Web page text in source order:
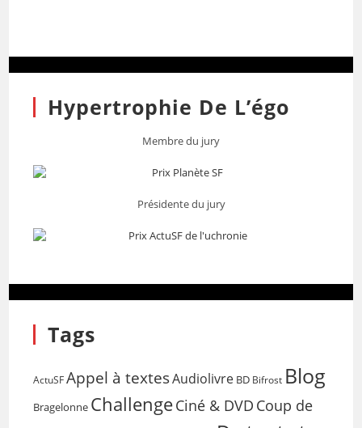
Hypertrophie De L’égo
Membre du jury
Présidente du jury
Tags
ActuSF Appel à textesAudiolivre BD Bifrost Blog
Bragelonne ChallengeCiné & DVD Coup de